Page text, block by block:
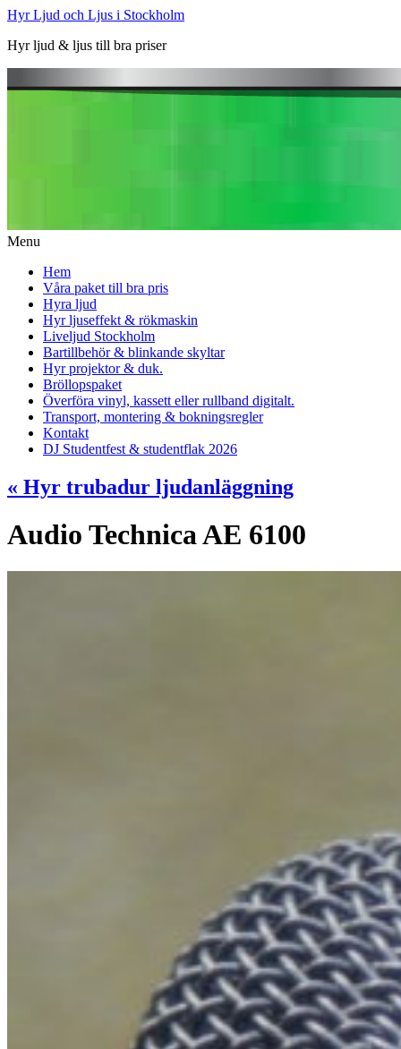
Hyr Ljud och Ljus i Stockholm
Hyr ljud & ljus till bra priser
Menu
Hem
Våra paket till bra pris
Hyra ljud
Hyr ljuseffekt & rökmaskin
Liveljud Stockholm
Bartillbehör & blinkande skyltar
Hyr projektor & duk.
Bröllopspaket
Överföra vinyl, kassett eller rullband digitalt.
Transport, montering & bokningsregler
Kontakt
DJ Studentfest & studentflak 2026
« Hyr trubadur ljudanläggning
Audio Technica AE 6100